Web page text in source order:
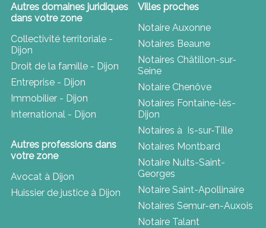
Autres domaines juridiques
dans votre zone
Collectivité territoriale -
Dijon
Droit de la famille - Dijon
Entreprise - Dijon
Immobilier - Dijon
International - Dijon
Autres professions dans
votre zone
Avocat à Dijon
Huissier de justice à Dijon
Villes proches
Notaire Auxonne
Notaires Beaune
Notaires Châtillon-sur-
Seine
Notaire Chenôve
Notaires Fontaine-lès-
Dijon
Notaires à Is-sur-Tille
Notaires Montbard
Notaire Nuits-Saint-
Georges
Notaire Saint-Apollinaire
Notaires Semur-en-Auxois
Notaire Talant